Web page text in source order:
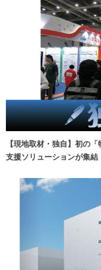
【現地取材・独自】初の
支援ソリューションが集結